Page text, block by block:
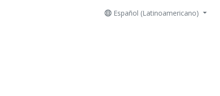
Español (Latinoamericano)